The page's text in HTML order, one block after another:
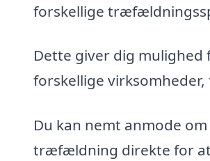
forskellige
Dette giver dig
forskellige
Du kan nemt anmode
træfældning direkte for